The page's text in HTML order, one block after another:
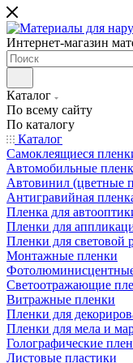
Интернет-магазин
Каталог
По всему сайту
По каталогу
Каталог
Самоклеящиеся
Автомобильные
Автовинил (цветные
Антигравийная
Пленка для
Пленки для
Пленки для световой
Монтажные пленки
Светоотражающие
Витражные пленки
Пленки для
Пленки для мела и
Голографические
Листовые пластики